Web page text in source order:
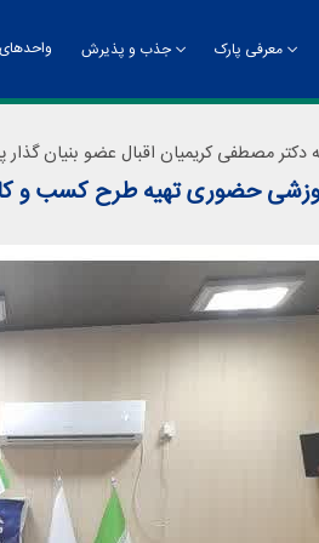
معرفی پارک
چارت سازمانی
جذب و پذیرش
مصطفی کریمیان اقبال عضو بنیان گذار
حضوری تهیه طرح کسب و